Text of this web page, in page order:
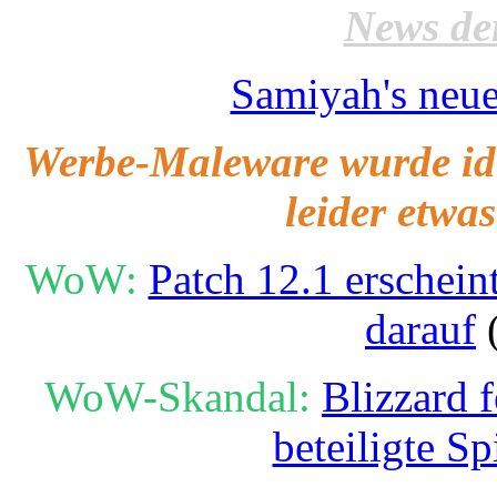
News
Samiyah's
Werbe-Maleware wurde
leider
WoW: Patch 12.1
darauf
WoW-Skandal: Blizzard
beteiligte